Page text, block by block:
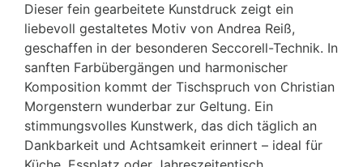
Dieser fein gearbeitete Kunstdruck zeigt ein
liebevoll gestaltetes Motiv von Andrea Reiß,
geschaffen in der besonderen Seccorell-Technik. In
sanften Farbübergängen und harmonischer
Komposition kommt der Tischspruch von Christian
Morgenstern wunderbar zur Geltung. Ein
stimmungsvolles Kunstwerk, das dich täglich an
Dankbarkeit und Achtsamkeit erinnert – ideal für